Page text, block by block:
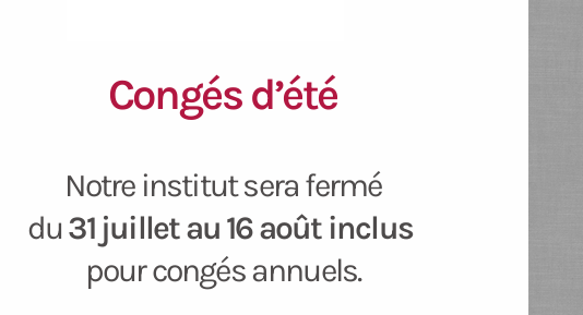
Congés d’été
Notre institut sera fermé
du31 juillet au 16 août inclus
pour congés annuels.